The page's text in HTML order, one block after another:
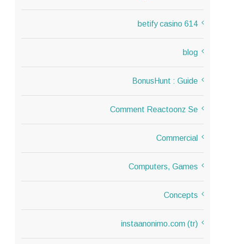
614 betify casino
blog
BonusHunt : Guide
Comment Reactoonz Se
Commercial
Computers, Games
Concepts
instaanonimo.com (tr)